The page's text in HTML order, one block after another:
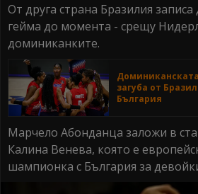
От друга страна Бразилия записа
гейма до момента - срещу
доминиканките.
загуба от
България
Марчело Абонданца заложи в
Калина Венева, която е
шампионка с България за